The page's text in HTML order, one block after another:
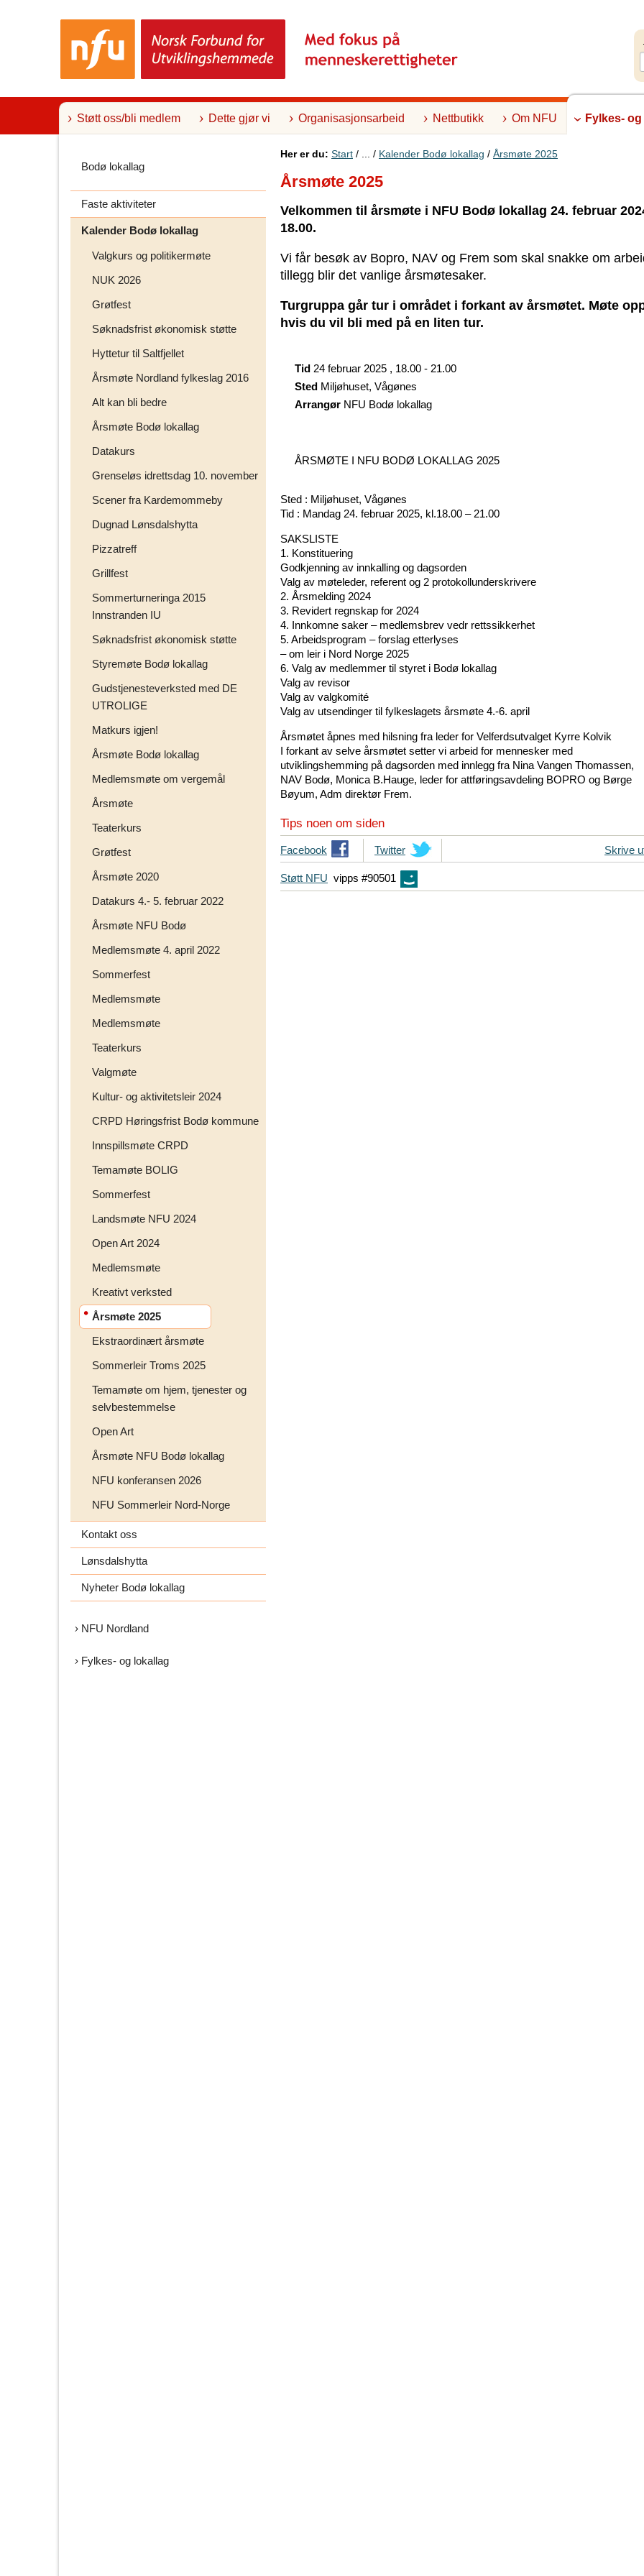
o
Støtt oss/bli medlem Dette gjør vi Organisasjonsarbeid Nettbutikk Om NFU Fylkes-
Bodø lokallag
Faste aktiviteter
Kalender Bodø lokallag
Valgkurs og politikermøte
NUK 2026
Grøtfest
Søknadsfrist økonomisk støtte
Hyttetur til Saltfjellet
Årsmøte Nordland fylkeslag 2016
Alt kan bli bedre
Årsmøte Bodø lokallag
Datakurs
Grenseløs idrettsdag 10. november
Scener fra Kardemommeby
Dugnad Lønsdalshytta
Pizzatreff
Grillfest
Sommerturneringa 2015
Innstranden IU
Søknadsfrist økonomisk støtte
Styremøte Bodø lokallag
Gudstjenesteverksted med DE
UTROLIGE
Matkurs igjen!
Årsmøte Bodø lokallag
Medlemsmøte om vergemål
Årsmøte
Teaterkurs
Grøtfest
Årsmøte 2020
Datakurs 4.- 5. februar 2022
Årsmøte NFU Bodø
Medlemsmøte 4. april 2022
Sommerfest
Medlemsmøte
Medlemsmøte
Teaterkurs
Valgmøte
Kultur- og aktivitetsleir 2024
CRPD Høringsfrist Bodø kommune
Innspillsmøte CRPD
Temamøte BOLIG
Sommerfest
Landsmøte NFU 2024
Open Art 2024
Medlemsmøte
Kreativt verksted
Årsmøte 2025
Ekstraordinært årsmøte
Sommerleir Troms 2025
Temamøte om hjem, tjenester og
selvbestemmelse
Open Art
Årsmøte NFU Bodø lokallag
NFU konferansen 2026
NFU Sommerleir Nord-Norge
Kontakt oss
Lønsdalshytta
Nyheter Bodø lokallag
NFU Nordland
Fylkes- og lokallag
Her er du: Start / ... / Kalender Bodø lokallag / Årsmøte 2025
Årsmøte 2025
Velkommen til årsmøte i NFU Bodø lokallag 24. februar
18.00.
Vi får besøk av Bopro, NAV og Frem som skal snakke om
tillegg blir det vanlige årsmøtesaker.
Turgruppa går tur i området i forkant av årsmøtet. Møte
hvis du vil bli med på en liten tur.
Tid 24 februar 2025 , 18.00 - 21.00
Sted Miljøhuset, Vågønes
Arrangør NFU Bodø lokallag
ÅRSMØTE I NFU BODØ LOKALLAG 2025
Sted : Miljøhuset, Vågønes
Tid : Mandag 24. februar 2025, kl.18.00 – 21.00
SAKSLISTE
1. Konstituering
Godkjenning av innkalling og dagsorden
Valg av møteleder, referent og 2 protokollunderskrivere
2. Årsmelding 2024
3. Revidert regnskap for 2024
4. Innkomne saker – medlemsbrev vedr rettssikkerhet
5. Arbeidsprogram – forslag etterlyses
– om leir i Nord Norge 2025
6. Valg av medlemmer til styret i Bodø lokallag
Valg av revisor
Valg av valgkomité
Valg av utsendinger til fylkeslagets årsmøte 4.-6. april
Årsmøtet åpnes med hilsning fra leder for Velferdsutvalget Kyrre Kolvik
I forkant av selve årsmøtet setter vi arbeid for mennesker med
utviklingshemming på dagsorden med innlegg fra Nina Vangen Thomassen,
NAV Bodø, Monica B.Hauge, leder for attføringsavdeling BOPRO og Børge
Bøyum, Adm direktør Frem.
Tips noen om siden
T
i
p
Facebook
T
i
p
Twitter Skrive
Støtt NFU vipps #90501